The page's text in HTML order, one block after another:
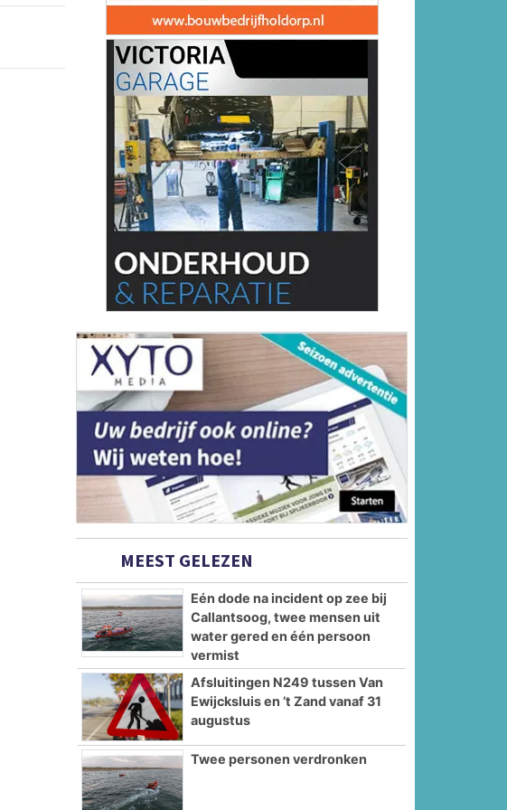
MEEST GELEZEN
Eén dode na incident op zee bij
Callantsoog, twee mensen uit
water gered en één persoon
vermist
Afsluitingen N249 tussen Van
Ewijcksluis en ’t Zand vanaf 31
augustus
Twee personen verdronken